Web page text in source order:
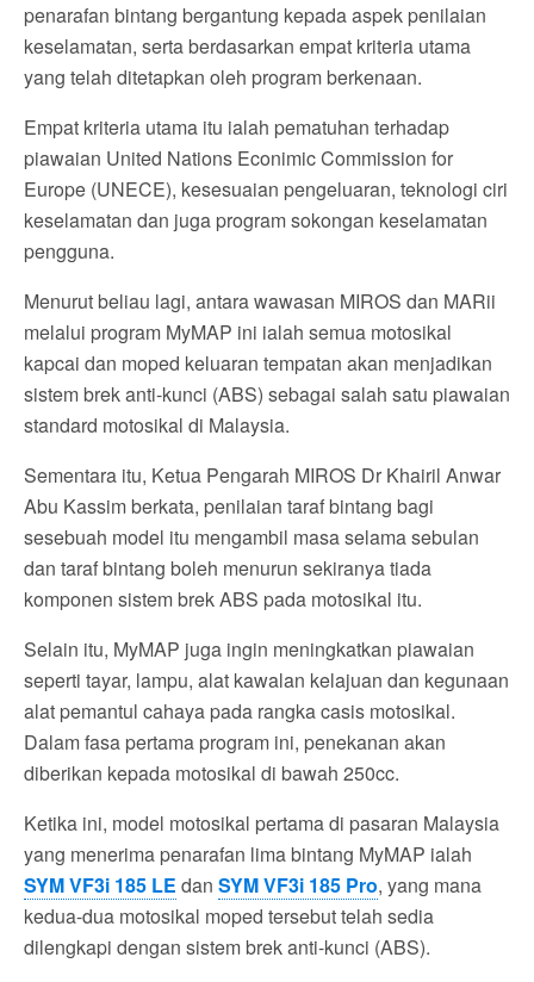
penarafan bintang bergantung kepada aspek penilaian
keselamatan, serta berdasarkan empat kriteria utama
yang telah ditetapkan oleh program berkenaan.
Empat kriteria utama itu ialah pematuhan terhadap
piawaian United Nations Econimic Commission for
Europe (UNECE), kesesuaian pengeluaran, teknologi ciri
keselamatan dan juga program sokongan keselamatan
pengguna.
Menurut beliau lagi, antara wawasan MIROS dan MARii
melalui program MyMAP ini ialah semua motosikal
kapcai dan moped keluaran tempatan akan menjadikan
sistem brek anti-kunci (ABS) sebagai salah satu piawaian
standard motosikal di Malaysia.
Sementara itu, Ketua Pengarah MIROS Dr Khairil Anwar
Abu Kassim berkata, penilaian taraf bintang bagi
sesebuah model itu mengambil masa selama sebulan
dan taraf bintang boleh menurun sekiranya tiada
komponen sistem brek ABS pada motosikal itu.
Selain itu, MyMAP juga ingin meningkatkan piawaian
seperti tayar, lampu, alat kawalan kelajuan dan kegunaan
alat pemantul cahaya pada rangka casis motosikal.
Dalam fasa pertama program ini, penekanan akan
diberikan kepada motosikal di bawah 250cc.
Ketika ini, model motosikal pertama di pasaran Malaysia
yang menerima penarafan lima bintang MyMAP ialah
SYM VF3i 185 LE dan SYM VF3i 185 Pro, yang mana
kedua-dua motosikal moped tersebut telah sedia
dilengkapi dengan sistem brek anti-kunci (ABS).